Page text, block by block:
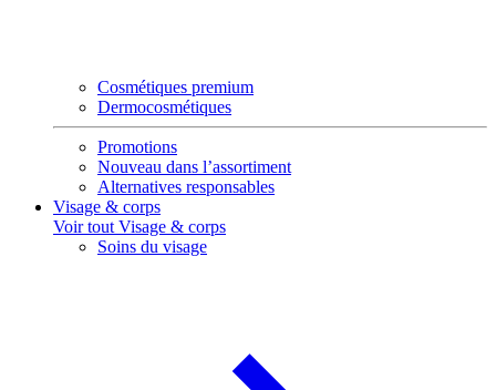
Cosmétiques premium
Dermocosmétiques
Promotions
Nouveau dans l’assortiment
Alternatives responsables
Visage & corps
Voir tout Visage & corps
Soins du visage